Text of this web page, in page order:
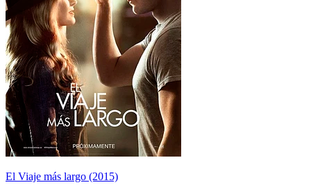
El Viaje más largo (2015)